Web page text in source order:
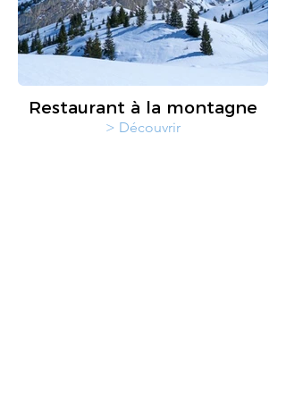
Restaurant à la montagne
> Découvrir